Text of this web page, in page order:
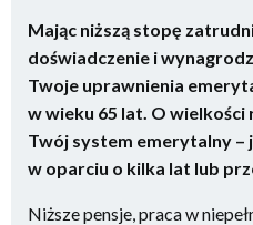
Mając niższą stopę
doświadczenie i
Twoje uprawnienia
w wieku 65 lat. O wielkości
Twój system emerytalny –
w oparciu o kilka lat lub
Niższe pensje, praca w